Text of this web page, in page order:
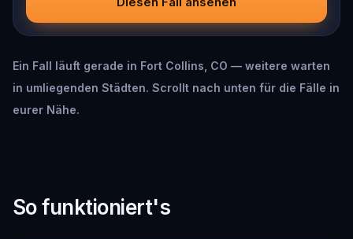
Ein Fall läuft gerade in Fort Collins, CO — weitere warten
in umliegenden Städten. Scrollt nach unten für die Fälle in
eurer Nähe.
So funktioniert's